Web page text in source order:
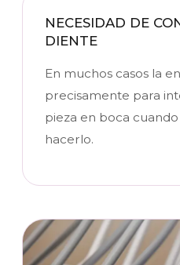
NECESIDAD DE
DIENTE
En muchos casos la
precisamente para
pieza en boca
hacerlo.